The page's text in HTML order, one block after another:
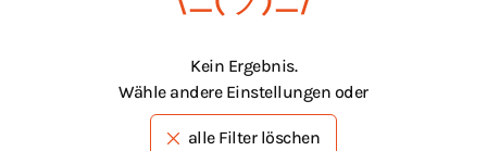
Kein Ergebnis.
Wähle andere Einstellungen oder
alle Filter löschen